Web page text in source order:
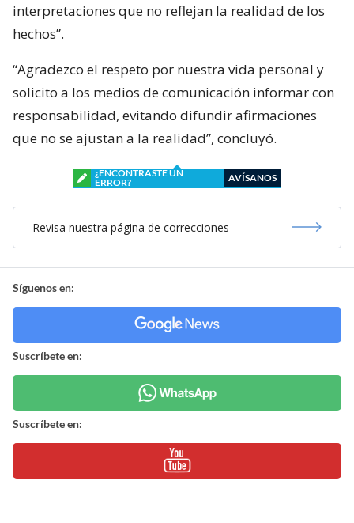
interpretaciones que no reflejan la realidad de los
hechos”.
“Agradezco el respeto por nuestra vida personal y
solicito a los medios de comunicación informar con
responsabilidad, evitando difundir afirmaciones
que no se ajustan a la realidad”, concluyó.
¿ENCONTRASTE UN
ERROR?
AVÍSANOS
Revisa nuestra página de correcciones
Síguenos en:
Suscríbete en:
Suscríbete en: